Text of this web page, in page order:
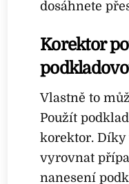
dosáhnete
Korektor
Vlastně to
Použít
korektor. Díky
vyrovnat
nanesení